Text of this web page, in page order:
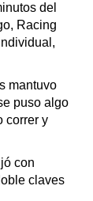
del
Racing
mantuvo
puso algo
correr y
con
claves